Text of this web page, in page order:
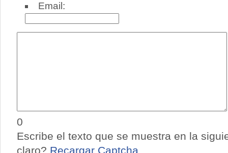
Email:
0
Escribe el texto que se muestra en la
claro? Recargar Captcha